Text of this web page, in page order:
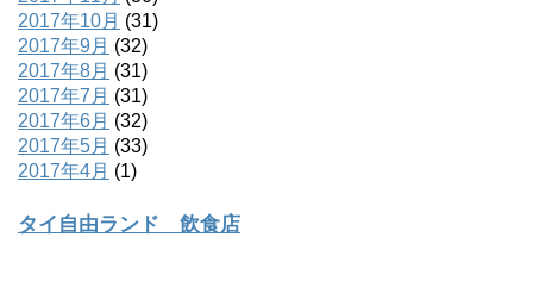
2017年10月 (31)
2017年9月 (32)
2017年8月 (31)
2017年7月 (31)
2017年6月 (32)
2017年5月 (33)
2017年4月 (1)
タイ自由ランド 飲食店